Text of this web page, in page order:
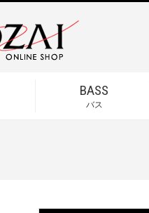
BASS
バス